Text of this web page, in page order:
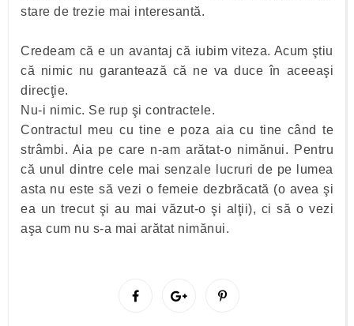
stare de trezie mai interesantă.
Credeam că e un avantaj că iubim viteza. Acum ştiu
că nimic nu garantează că ne va duce în aceeaşi
direcţie.
Nu-i nimic. Se rup şi contractele.
Contractul meu cu tine e poza aia cu tine când te
strâmbi. Aia pe care n-am arătat-o nimănui. Pentru
că unul dintre cele mai senzale lucruri de pe lumea
asta nu este să vezi o femeie dezbrăcată (o avea şi
ea un trecut şi au mai văzut-o şi alţii), ci să o vezi
aşa cum nu s-a mai arătat nimănui.